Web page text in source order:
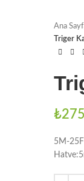
Ana
Triger
₺
5M-